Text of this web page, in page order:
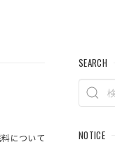
について
SEARCH
NOTICE